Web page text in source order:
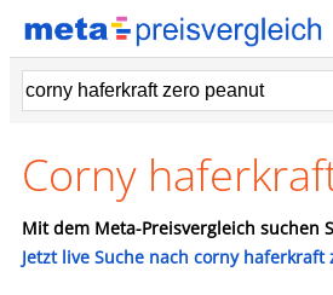
Corny
Mit dem Meta-Preisvergleich suchen
Jetzt live Suche nach corny